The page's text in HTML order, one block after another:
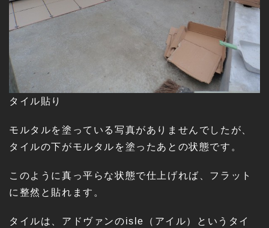
タイル貼り
モルタルを塗っている写真がありませんでしたが、
タイルの下がモルタルを塗ったあとの状態です。
このように真っ平らな状態で仕上げれば、フラット
に整然と貼れます。
タイルは、アドヴァンのisle（アイル）というタイ